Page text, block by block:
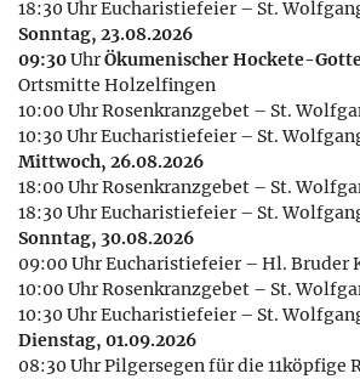
18:30 Uhr Eucharistiefeier – St.
Sonntag, 23.08.2026
09:30UhrÖkumenischer Hockete-
Ortsmitte Holzelfingen
10:00 Uhr Rosenkranzgebet – St.
10:30 Uhr Eucharistiefeier – St.
Mittwoch, 26.08.2026
18:00 Uhr Rosenkranzgebet – St.
18:30 Uhr Eucharistiefeier – St.
Sonntag, 30.08.2026
09:00 Uhr Eucharistiefeier – Hl. Bruder
10:00 Uhr Rosenkranzgebet – St.
10:30 Uhr Eucharistiefeier – St.
Dienstag, 01.09.2026
08:30 Uhr Pilgersegen für die 11köpfige